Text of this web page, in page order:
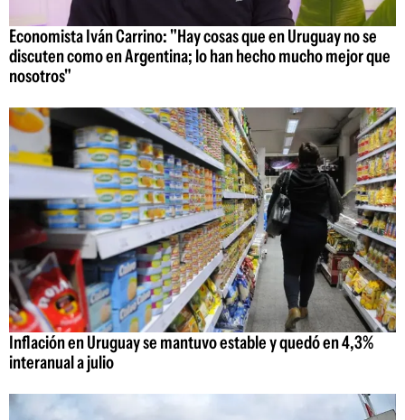
Economista Iván Carrino: "Hay cosas que en Uruguay no se
discuten como en Argentina; lo han hecho mucho mejor que
nosotros"
Inflación en Uruguay se mantuvo estable y quedó en 4,3%
interanual a julio